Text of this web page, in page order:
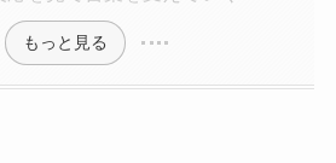
もっと見る